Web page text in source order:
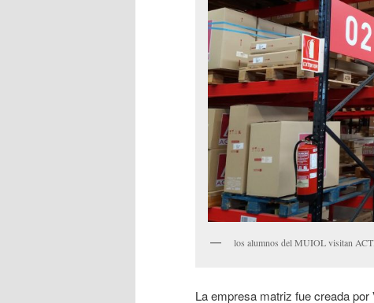
los alumnos del MUIOL visitan
La empresa matriz fue creada por